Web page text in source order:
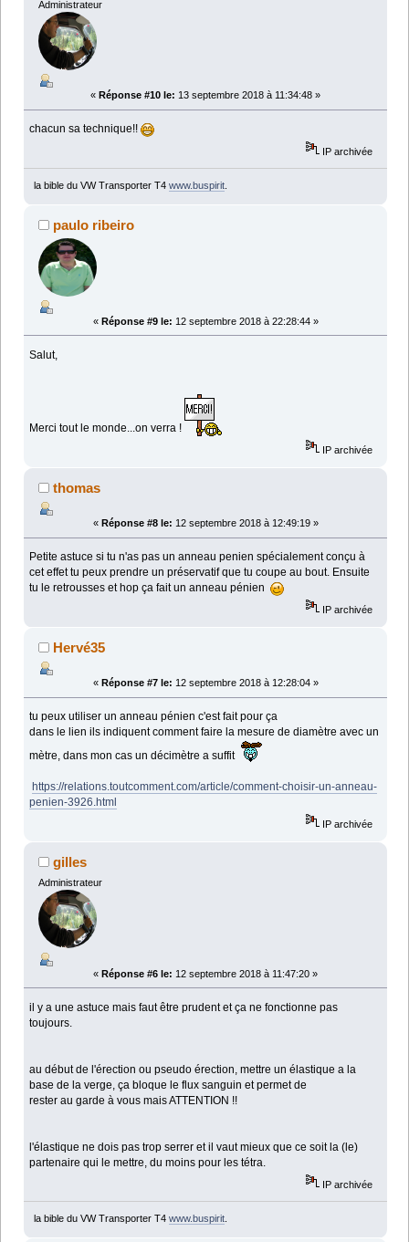
Administrateur
« Réponse #10 le: 13 septembre 2018 à 11:34:48 »
chacun sa technique!!
IP archivée
la bible du VW Transporter T4 www.buspirit.
paulo ribeiro
« Réponse #9 le: 12 septembre 2018 à 22:28:44 »
Salut,
Merci tout le monde...on verra !
IP archivée
thomas
« Réponse #8 le: 12 septembre 2018 à 12:49:19 »
Petite astuce si tu n'as pas un anneau penien spécialement conçu à
cet effet tu peux prendre un préservatif que tu coupe au bout. Ensuite
tu le retrousses et hop ça fait un anneau pénien
IP archivée
Hervé35
« Réponse #7 le: 12 septembre 2018 à 12:28:04 »
tu peux utiliser un anneau pénien c'est fait pour ça
dans le lien ils indiquent comment faire la mesure de diamètre avec un
mètre, dans mon cas un décimètre a suffit
https://relations.toutcomment.com/article/comment-choisir-un-anneau-
penien-3926.html
IP archivée
gilles
Administrateur
« Réponse #6 le: 12 septembre 2018 à 11:47:20 »
il y a une astuce mais faut être prudent et ça ne fonctionne pas
toujours.
au début de l'érection ou pseudo érection, mettre un élastique a la
base de la verge, ça bloque le flux sanguin et permet de
rester au garde à vous mais ATTENTION !!
l'élastique ne dois pas trop serrer et il vaut mieux que ce soit la (le)
partenaire qui le mettre, du moins pour les tétra.
IP archivée
la bible du VW Transporter T4 www.buspirit.